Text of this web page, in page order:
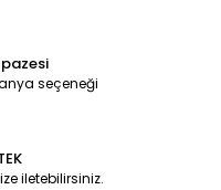
seçeneği
iletebilirsiniz.